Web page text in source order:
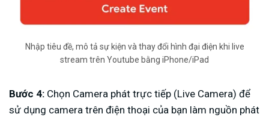
Nhập tiêu đề, mô tả sự kiện và thay đổi hình đại điện khi live
stream trên Youtube bằng iPhone/iPad
Bước 4: Chọn Camera phát trực tiếp (Live Camera) để
sử dụng camera trên điện thoại của bạn làm nguồn phát